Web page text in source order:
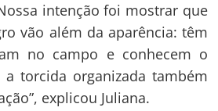
intenção foi mostrar que
vão além da aparência: têm
no campo e conhecem o
torcida organizada também
explicou Juliana.